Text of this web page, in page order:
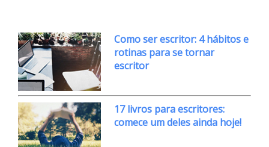
Como ser escritor: 4 hábitos e
rotinas para se tornar
escritor
17 livros para escritores:
comece um deles ainda hoje!